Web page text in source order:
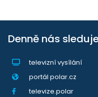
Denně nás
televizní vysílání
portál polar.cz
televize.polar